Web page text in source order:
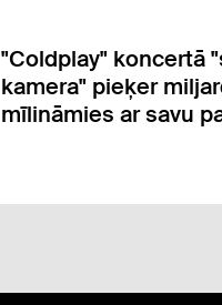
"Coldplay" koncertā
kamera" pieķer
mīlināmies ar savu